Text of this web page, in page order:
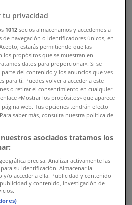
クーポン、割引情報
ログ・クーポンの掲載を開始！
ーを全てあなたの手
を8月 2026で発見！
たちは日本全国で利用可能な最
tu privacidad
1012 socios almacenamos y accedemos a
de navegación o identificadores únicos, en
estarás permitiendo que las
los propósitos que se muestran en
datos para proporcionar». Si se
del contenido y los anuncios que ves
para ti. Puedes volver a acceder a este
o retirar el consentimiento en cualquier
«Mostrar los propósitos» que aparece
web. Tus opciones tendrán efecto
saber más, consulta nuestra política de
asociados tratamos los
precisa. Analizar activamente las
su identificación. Almacenar la
o acceder a ella. Publicidad y contenido
y contenido, investigación de